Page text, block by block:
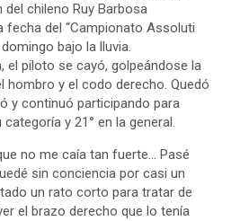
chileno Ruy Barbosa
fecha del “Campionato Assoluti
bajo la lluvia.
el piloto se cayó, golpeándose la
hombro y el codo derecho. Quedó
y continuó participando para
y 21° en la general.
no me caía tan fuerte… Pasé
sin conciencia por casi un
un rato corto para tratar de
el brazo derecho que lo tenía